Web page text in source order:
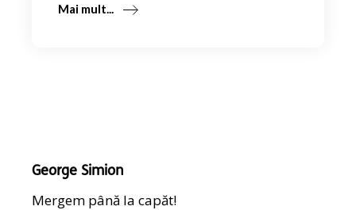
Mai mult...
George Simion
Mergem până la capăt!